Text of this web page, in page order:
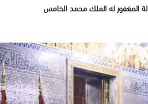
المغفور له الملك محمد الخامس